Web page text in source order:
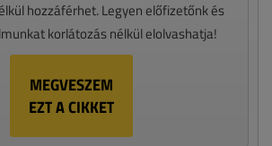
hozzáférhet. Legyen előfizetőnk és
korlátozás nélkül elolvashatja!
MEGVESZEM
EZT A CIKKET